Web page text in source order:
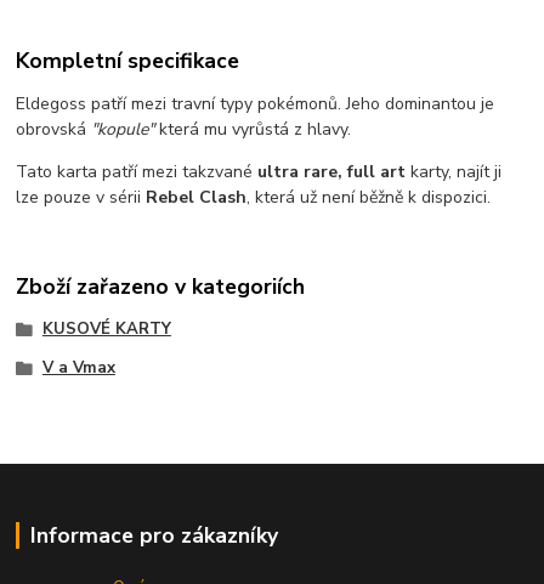
Kompletní specifikace
Eldegoss patří mezi travní typy pokémonů. Jeho dominantou je
obrovská "kopule" která mu vyrůstá z hlavy.
Tato karta patří mezi takzvané ultra rare, full art karty, najít ji
lze pouze v sérii Rebel Clash, která už není běžně k dispozici.
Zboží zařazeno v kategoriích
KUSOVÉ KARTY
V a Vmax
Informace pro zákazníky